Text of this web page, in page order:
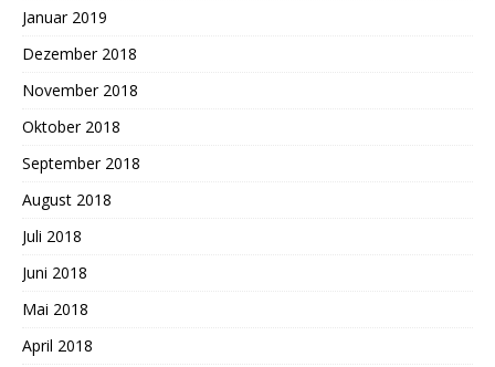
Januar 2019
Dezember 2018
November 2018
Oktober 2018
September 2018
August 2018
Juli 2018
Juni 2018
Mai 2018
April 2018